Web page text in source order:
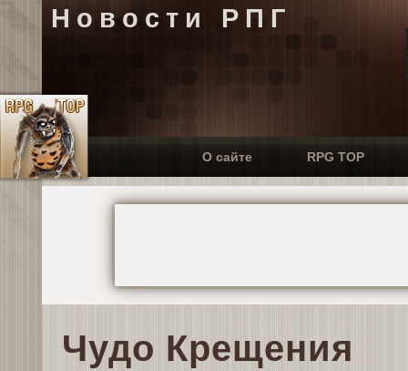
Новости РПГ
О сайте RPG TOP
Чудо Крещения